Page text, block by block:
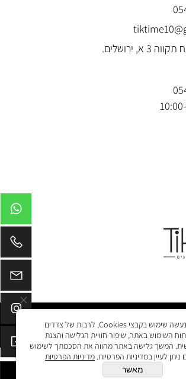
3 א, ירושלים.
Tik Time ©
לידיעתך, באתרנו נעשה שימוש בקבצי Cookies, לרבות של צדדים
השימוש באתר, שיפור חוויית הגלישה והצגת
המשך גלישה באתר מהווה את הסכמתך לשימוש
לעיין במדיניות הפרטיות. מדיניות הפרטיות
מאשר